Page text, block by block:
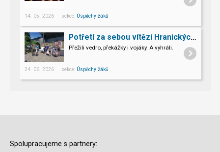
14. 05. 2026 sekce: Úspěchy žáků
Potřetí za sebou vítězi Hranických her bez hranic
Přežili vedro, překážky i vojáky. A vyhráli.
24. 06. 2026 sekce: Úspěchy žáků
Spolupracujeme s partnery: